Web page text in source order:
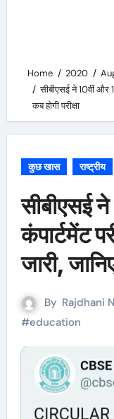
Home 2020
सीबीएसई ने 10वीं और
कब होगी परीक्षा
कुछ खास राष्ट्रीय
सीबीएसई
कंपार्टमेंट
जारी,
By Rajdhani
#education